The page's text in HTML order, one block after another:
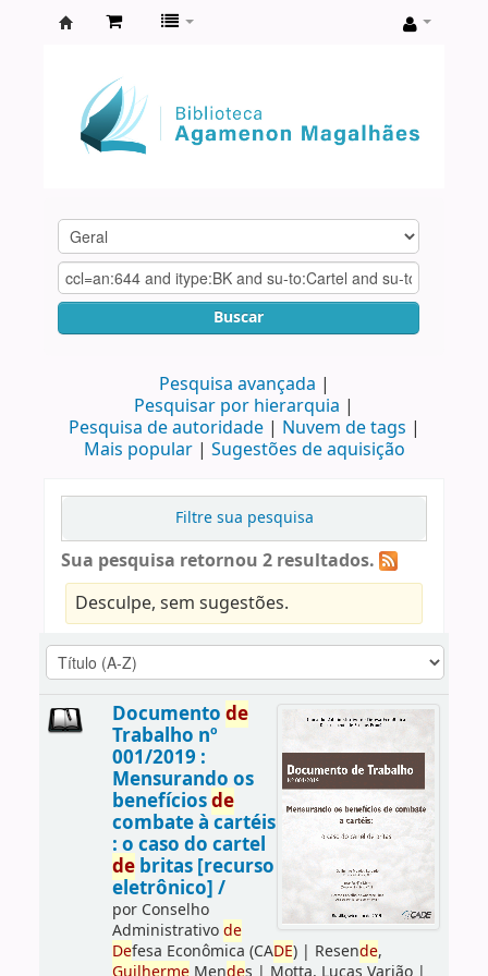
Agamenon
Magalhães
Buscar
Pesquisa avançada
Pesquisar por hierarquia
Pesquisa de autoridade
Nuvem de tags
Mais popular
Sugestões de aquisição
Filtre sua pesquisa
Sua pesquisa retornou 2 resultados.
Desculpe, sem sugestões.
Documento de
Trabalho nº
001/2019 :
Mensurando os
benefíciosde
combate à cartéis
: o caso do cartel
debritas [recurso
eletrônico] /
por Conselho
Administrativode
Defesa Econômica (CADE)| Resende,